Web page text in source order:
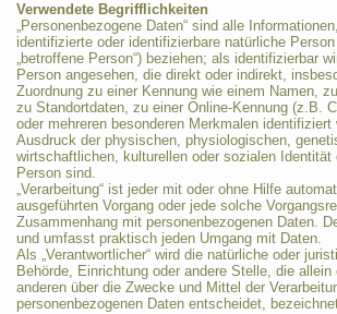
Verwendete Begrifflichkeiten
„Personenbezogene Daten“ sind alle
identifizierte oder identifizierbare natürliche
„betroffene Person“) beziehen; als identifizierbar
Person angesehen, die direkt oder indirekt,
Zuordnung zu einer Kennung wie einem Namen,
zu Standortdaten, zu einer Online-Kennung (z.B.
oder mehreren besonderen Merkmalen identifiziert
Ausdruck der physischen, physiologischen,
wirtschaftlichen, kulturellen oder sozialen Identität
Person sind.
„Verarbeitung“ ist jeder mit oder ohne Hilfe
ausgeführten Vorgang oder jede solche
Zusammenhang mit personenbezogenen Daten.
und umfasst praktisch jeden Umgang mit Daten.
Als „Verantwortlicher“ wird die natürliche oder
Behörde, Einrichtung oder andere Stelle, die
anderen über die Zwecke und Mittel der
personenbezogenen Daten entscheidet,